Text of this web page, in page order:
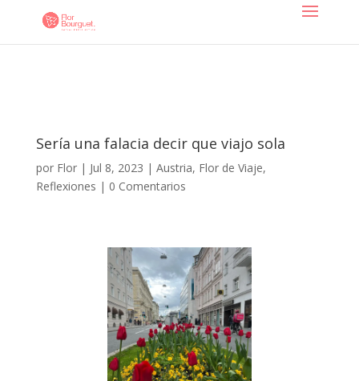
Sería una falacia decir que viajo sola
por Flor| Jul 8, 2023 | Austria, Flor de Viaje,
Reflexiones | 0 Comentarios